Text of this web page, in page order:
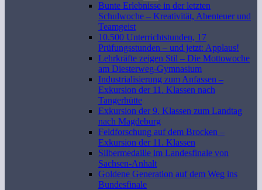
Bunte Erlebnisse in der letzten
Schulwoche – Kreativität, Abenteuer und
Teamgeist
10.500 Unterrichtstunden, 17
Prüfungsstunden – und jetzt: Applaus!
Lehrkräfte zeigen Stil – Die Mottowoche
am Diesterweg-Gymnasium
Industrialisierung zum Anfassen –
Exkursion der 11. Klassen nach
Tangerhütte
Exkursion der 9. Klassen zum Landtag
nach Magdeburg
Feldforschung auf dem Brocken –
Exkursion der 11. Klassen
Silbermedaille im Landesfinale von
Sachsen-Anhalt
Goldene Generation auf dem Weg ins
Bundesfinale